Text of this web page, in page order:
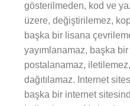
gösterilmeden, kod ve
üzere, değiştirilemez,
başka bir lisana
yayımlanamaz, başka
postalanamaz,
dağıtılamaz. Internet
başka bir internet